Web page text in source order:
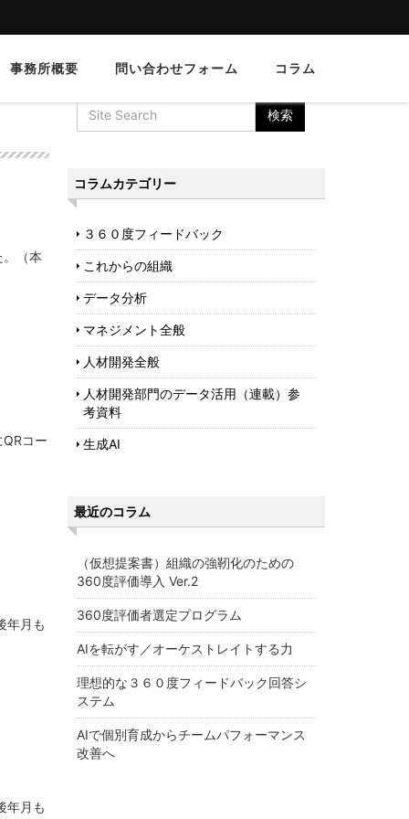
事務所概要 問い合わせフォーム コラム
（本
コー
年月も
年月も
コラムカテゴリー
３６０度フィードバック
これからの組織
データ分析
マネジメント全般
人材開発全般
人材開発部門のデータ活用（連載）参
考資料
生成AI
最近のコラム
（仮想提案書）組織の強靭化のための
360度評価導入 Ver.2
360度評価者選定プログラム
AIを転がす／オーケストレイトする力
理想的な３６０度フィードバック回答シ
ステム
AIで個別育成からチームパフォーマンス
改善へ